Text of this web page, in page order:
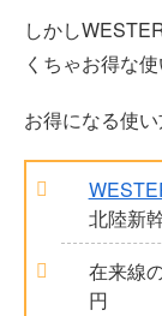
しかし
くちゃお得な
お得になる使い
北陸新
在来線
円